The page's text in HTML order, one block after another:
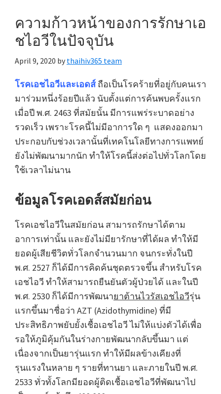
ความก้าวหน้าของการรักษาเอ
ชไอวีในปัจจุบัน
April 9, 2020 by thaihiv365 team
โรคเอชไอวีและเอดส์ถือเป็นโรคร้ายที่อยู่กับคนเรา
มาร่วมหนึ่งร้อยปีแล้ว นับตั้งแต่การค้นพบครั้งแรก
เมื่อปี พ.ศ. 2463 ที่สมัยนั้น มีการแพร่ระบาดอย่าง
รวดเร็ว เพราะโรคนี้ไม่มีอาการใด ๆ แสดงออกมา
ประกอบกับช่วงเวลานั้นที่เทคโนโลยีทางการแพทย์
ยังไม่พัฒนามากนัก ทำให้โรคนี้ส่งต่อไปทั่วโลกโดย
ใช้เวลาไม่นาน
ข้อมูลโรคเอดส์สมัยก่อน
โรคเอชไอวีในสมัยก่อน สามารถรักษาได้ตาม
อาการเท่านั้น และยังไม่มียารักษาที่ได้ผล ทำให้มี
ยอดผู้เสียชีวิตทั่วโลกจำนวนมาก จนกระทั่งในปี
พ.ศ. 2527 ก็ได้มีการคิดค้นชุดตรวจขึ้น สำหรับโรค
เอชไอวี ทำให้สามารถยืนยันตัวผู้ป่วยได้ และในปี
พ.ศ. 2530 ก็ได้มีการพัฒนายาต้านไวรัสเอชไอวีรุ่น
แรกขึ้นมาชื่อว่า AZT (Azidothymidine) ที่มี
ประสิทธิภาพยับยั้งเชื้อเอชไอวี ไม่ให้แบ่งตัวได้เพื่อ
รอให้ภูมิคุ้มกันในร่างกายพัฒนากลับขึ้นมา แต่
เนื่องจากเป็นยารุ่นแรก ทำให้มีผลข้างเคียงที่
รุนแรงในหลาย ๆ รายที่ทานยา และภายในปี พ.ศ.
2533 ทั่วทั้งโลกมียอดผู้ติดเชื้อเอชไอวีที่พัฒนาไป